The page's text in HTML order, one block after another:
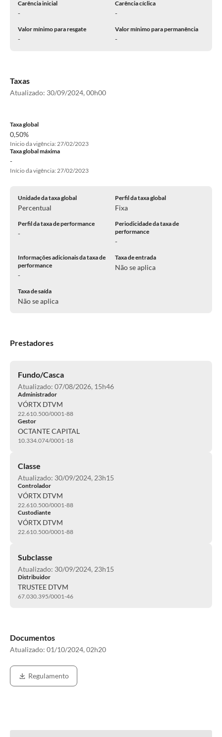
Carência inicial
-
Carência cíclica
-
Valor mínimo para resgate
-
Valor mínimo para permanência
-
Taxas
Atualizado: 30/09/2024, 00h00
Taxa global
0,50%
Inicio da vigência: 27/02/2023
Taxa global máxima
-
Início da vigência: 27/02/2023
Unidade da taxa global
Percentual
Perfil da taxa global
Fixa
Perfil da taxa de performance
-
Periodicidade da taxa de
performance
-
Informações adicionais da taxa de
performance
-
Taxa de entrada
Não se aplica
Taxa de saída
Não se aplica
Prestadores
Fundo/Casca
Atualizado: 07/08/2026, 15h46
Administrador
VÓRTX DTVM
22.610.500/0001-88
Gestor
OCTANTE CAPITAL
10.334.074/0001-18
Classe
Atualizado: 30/09/2024, 23h15
Controlador
VÓRTX DTVM
22.610.500/0001-88
Custodiante
VÓRTX DTVM
22.610.500/0001-88
Subclasse
Atualizado: 30/09/2024, 23h15
Distribuidor
TRUSTEE DTVM
67.030.395/0001-46
Documentos
Atualizado: 01/10/2024, 02h20
Regulamento